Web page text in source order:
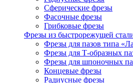
Сферические фрезы
Фасочные фрезы
Грибковые фрезы
Фрезы из быстрорежущей
Фрезы для пазов типа
Фрезы для Т-образных
Фрезы для шпоночных
Концевые фрезы
Радиусные фрезы